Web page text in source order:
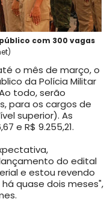
com 300 vagas
o mês de março, o
da Polícia Militar
todo, serão
para os cargos de
superior). As
e R$ 9.255,21.
do edital
e estou revendo
quase dois meses",